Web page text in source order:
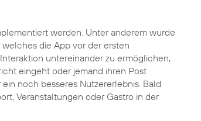
werden. Unter anderem wurde
die App vor der ersten
untereinander zu ermöglichen,
eingeht oder jemand ihren Post
noch besseres Nutzererlebnis. Bald
Veranstaltungen oder Gastro in der